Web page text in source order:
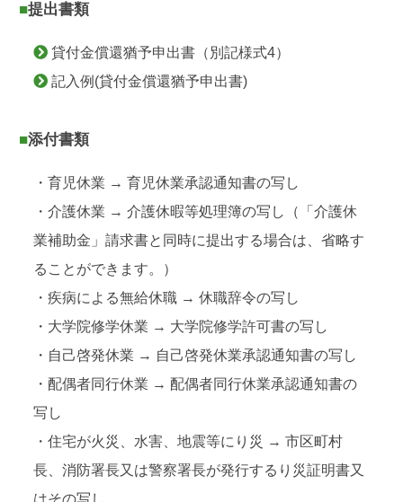
■提出書類
貸付金償還猶予申出書（別記様式4）
記入例(貸付金償還猶予申出書)
■添付書類
・育児休業 → 育児休業承認通知書の写し
・介護休業 → 介護休暇等処理簿の写し（「介護休
業補助金」請求書と同時に提出する場合は、省略す
ることができます。）
・疾病による無給休職 → 休職辞令の写し
・大学院修学休業 → 大学院修学許可書の写し
・自己啓発休業 → 自己啓発休業承認通知書の写し
・配偶者同行休業 → 配偶者同行休業承認通知書の
写し
・住宅が火災、水害、地震等にり災 → 市区町村
長、消防署長又は警察署長が発行するり災証明書又